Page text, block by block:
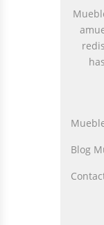
Blog